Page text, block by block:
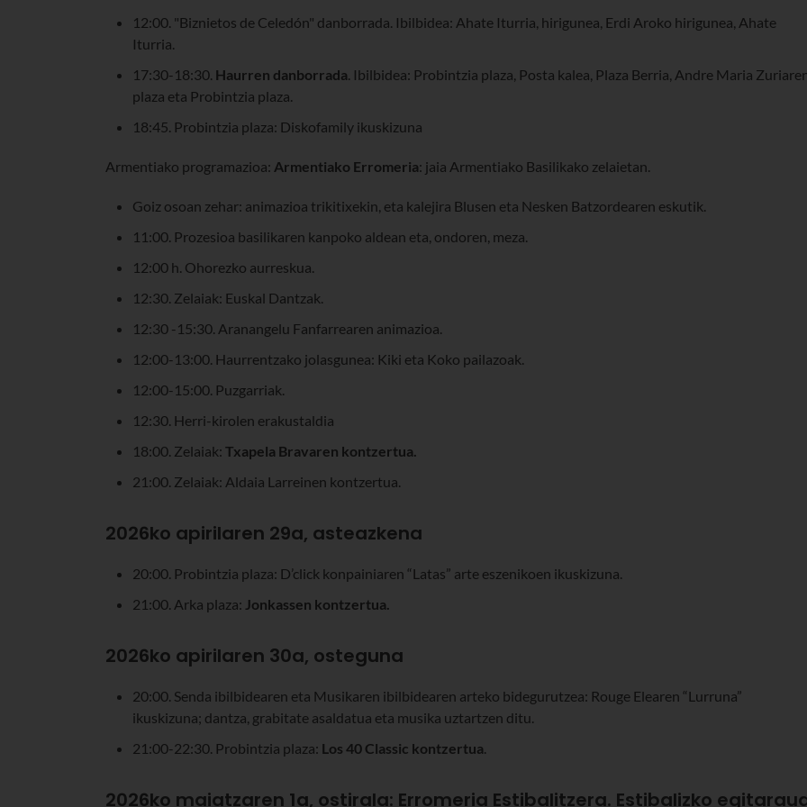
12:00. "Biznietos de Celedón" danborrada. Ibilbidea: Ahate Iturria, hirigunea, Erdi Aroko hirigunea, Ahate
Iturria.
17:30-18:30. Haurren danborrada. Ibilbidea: Probintzia plaza, Posta kalea, Plaza Berria, Andre Maria
plaza eta Probintzia plaza.
18:45. Probintzia plaza: Diskofamily ikuskizuna
Armentiako programazioa: Armentiako Erromeria: jaia Armentiako Basilikako zelaietan.
Goiz osoan zehar: animazioa trikitixekin, eta kalejira Blusen eta Nesken Batzordearen eskutik.
11:00. Prozesioa basilikaren kanpoko aldean eta, ondoren, meza.
12:00 h. Ohorezko aurreskua.
12:30. Zelaiak: Euskal Dantzak.
12:30 -15:30. Aranangelu Fanfarrearen animazioa.
12:00-13:00. Haurrentzako jolasgunea: Kiki eta Koko pailazoak.
12:00-15:00. Puzgarriak.
12:30. Herri-kirolen erakustaldia
18:00. Zelaiak: Txapela Bravaren kontzertua.
21:00. Zelaiak: Aldaia Larreinen kontzertua.
2026ko apirilaren 29a, asteazkena
20:00. Probintzia plaza: D’click konpainiaren “Latas” arte eszenikoen ikuskizuna.
21:00. Arka plaza: Jonkassen kontzertua.
2026ko apirilaren 30a, osteguna
20:00. Senda ibilbidearen eta Musikaren ibilbidearen arteko bidegurutzea: Rouge Elearen “Lurruna”
ikuskizuna; dantza, grabitate asaldatua eta musika uztartzen ditu.
21:00-22:30. Probintzia plaza: Los 40 Classic kontzertua.
2026ko maiatzaren 1a, ostirala: Erromeria Estibalitzera. Estibalizko